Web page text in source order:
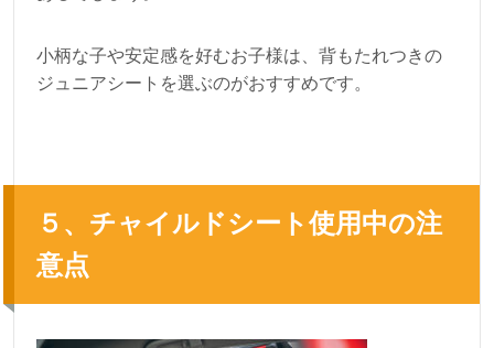
小柄な子や安定感を好むお子様は、背もたれつきの
ジュニアシートを選ぶのがおすすめです。
５、チャイルドシート使用中の注
意点